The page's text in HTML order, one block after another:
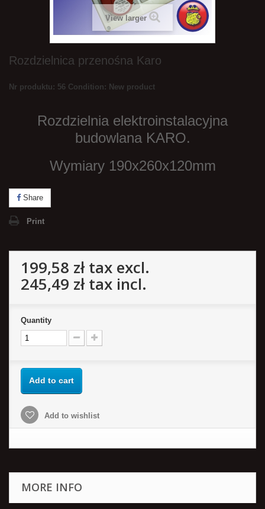
View larger
Rozdzielnica przenośna Karo
Nr produktu: 56 Condition: New product
Rozdzielnia elektroinstalacyjna
budowlana KARO.
Wymiary 190x260x120mm
Share
Print
199,58 złtax excl.
245,49 złtax incl.
Quantity
Add to cart
Add to wishlist
MORE INFO